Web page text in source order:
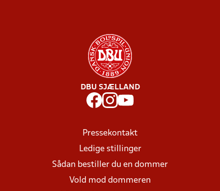
DBU SJÆLLAND
Pressekontakt
Ledige stillinger
Sådan bestiller du en dommer
Vold mod dommeren